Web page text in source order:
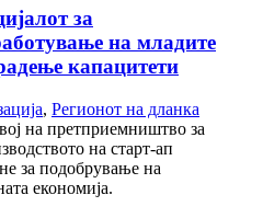
за
на младите
капацитети
, Регионот на дланка
на претприемништво за
на старт-ап
за подобрување на
економија.